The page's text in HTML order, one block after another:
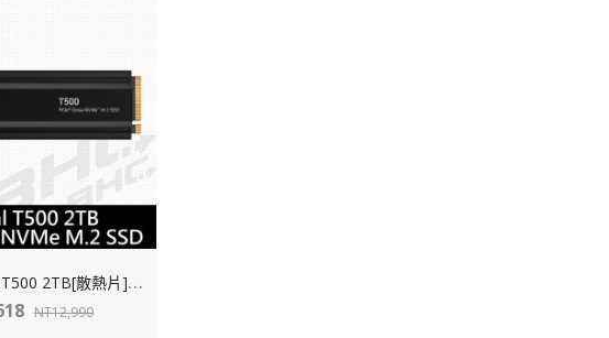
美
光 MICRON T500 2TB[散熱片] M.2 PCIE Gen4(讀:7400M/寫:7000M)【五年】
NT12,990